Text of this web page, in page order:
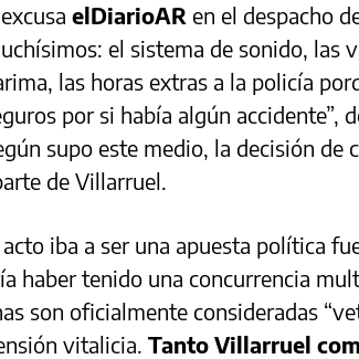
elDiarioAR en el despacho
el sistema de sonido, las
las horas extras a la policía
por si había algún accidente”,
supo este medio, la decisión de
de Villarruel.
iba a ser una apuesta política
haber tenido una concurrencia
son oficialmente consideradas
vitalicia. Tanto Villarruel